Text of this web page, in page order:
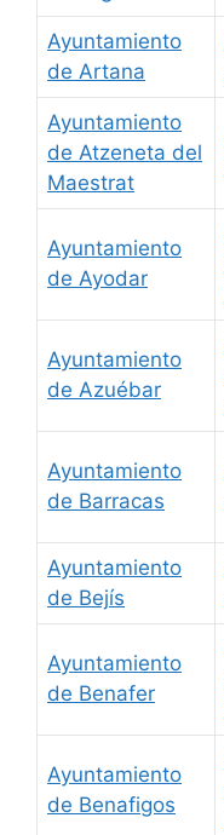
Ayuntamiento
de Artana
Ayuntamiento
de Atzeneta del
Maestrat
Ayuntamiento
de Ayodar
Ayuntamiento
de Azuébar
Ayuntamiento
de Barracas
Ayuntamiento
de Bejís
Ayuntamiento
de Benafer
Ayuntamiento
de Benafigos